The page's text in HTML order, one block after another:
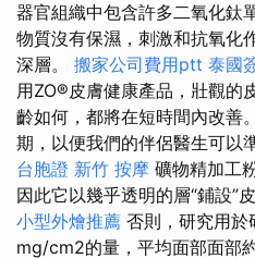
器官組織中包含許多二氧化鈦
物質沒有保濕，刺激和抗氧化
深層。 搬家公司費用ptt 泰國
用ZO®皮膚健康產品，壯觀的
齡如何，都將在短時間內改善。
期，以便我們的伴侶醫生可以
台胞證 新竹 按摩 礦物精加工
因此它以幾乎透明的層“鋪設”
小型外燴推薦 否則，研究用於
mg/cm2的量，平均面部面部